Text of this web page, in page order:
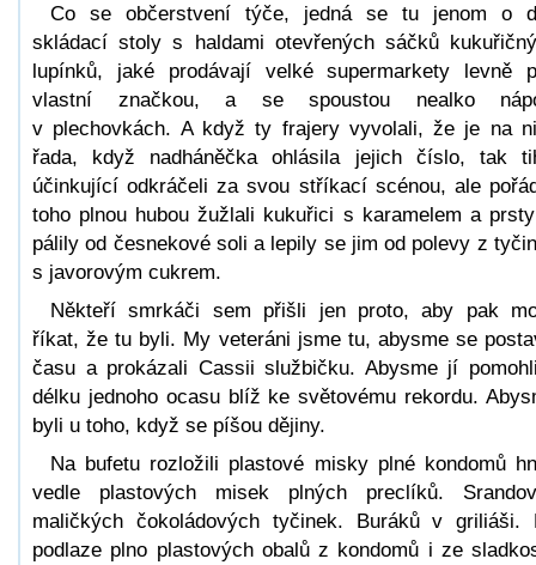
Co se občerstvení týče, jedná se tu jenom o
skládací stoly s haldami otevřených sáčků
lupínků, jaké prodávají velké supermarkety levně
vlastní značkou, a se spoustou nealko
v plechovkách. A když ty frajery vyvolali, že je na
řada, když nadháněčka ohlásila jejich číslo, tak
účinkující odkráčeli za svou stříkací scénou, ale
toho plnou hubou žužlali kukuřici s karamelem a
pálily od česnekové soli a lepily se jim od polevy z
s javorovým cukrem.
Někteří smrkáči sem přišli jen proto, aby pak
říkat, že tu byli. My veteráni jsme tu, abysme se
času a prokázali Cassii službičku. Abysme jí
délku jednoho ocasu blíž ke světovému rekordu.
byli u toho, když se píšou dějiny.
Na bufetu rozložili plastové misky plné kondomů
vedle plastových misek plných preclíků.
maličkých čokoládových tyčinek. Buráků v griliáši.
podlaze plno plastových obalů z kondomů i ze